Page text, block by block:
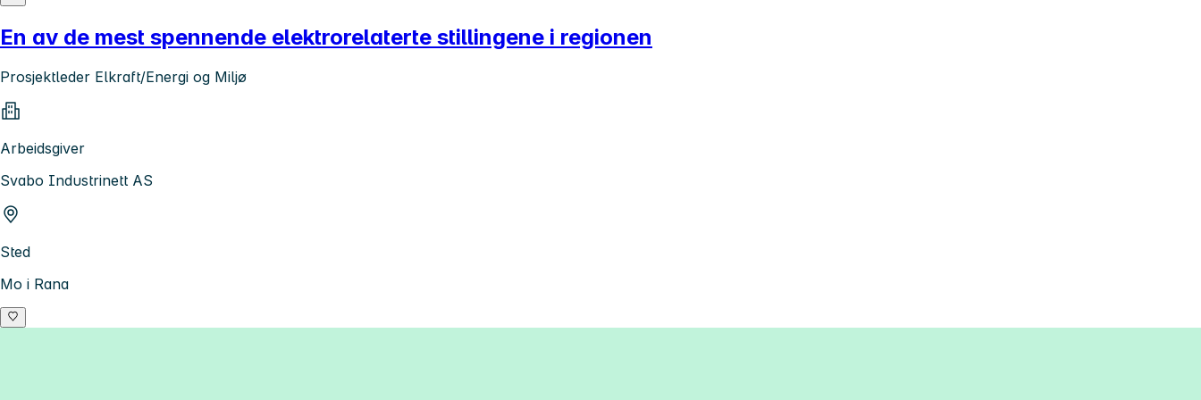
En av de mest spennende elektrorelaterte stillingene i regionen
Prosjektleder Elkraft/Energi og Miljø
Arbeidsgiver
Svabo Industrinett AS
Sted
Mo i Rana